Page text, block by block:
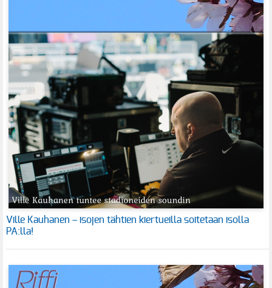
Ville Kauhanen – isojen tähtien kiertueilla soitetaan isolla
PA:lla!